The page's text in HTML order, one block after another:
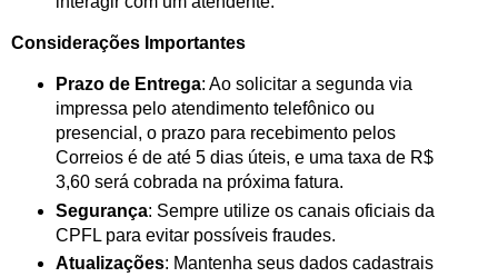
Considerações Importantes
Prazo de Entrega: Ao solicitar a segunda via
impressa pelo atendimento telefônico ou
presencial, o prazo para recebimento pelos
Correios é de até 5 dias úteis, e uma taxa de R$
3,60 será cobrada na próxima fatura.
Segurança: Sempre utilize os canais oficiais da
CPFL para evitar possíveis fraudes.
Atualizações: Mantenha seus dados cadastrais